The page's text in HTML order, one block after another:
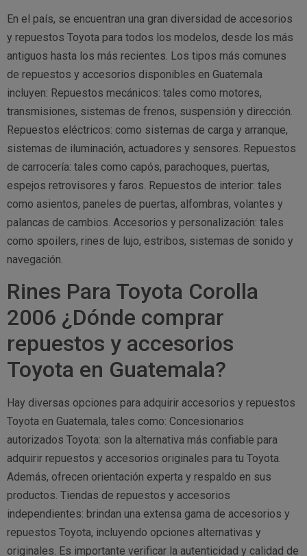
En el país, se encuentran una gran diversidad de accesorios
y repuestos Toyota para todos los modelos, desde los más
antiguos hasta los más recientes. Los tipos más comunes
de repuestos y accesorios disponibles en Guatemala
incluyen: Repuestos mecánicos: tales como motores,
transmisiones, sistemas de frenos, suspensión y dirección.
Repuestos eléctricos: como sistemas de carga y arranque,
sistemas de iluminación, actuadores y sensores. Repuestos
de carrocería: tales como capós, parachoques, puertas,
espejos retrovisores y faros. Repuestos de interior: tales
como asientos, paneles de puertas, alfombras, volantes y
palancas de cambios. Accesorios y personalización: tales
como spoilers, rines de lujo, estribos, sistemas de sonido y
navegación.
Rines Para Toyota Corolla
2006 ¿Dónde comprar
repuestos y accesorios
Toyota en Guatemala?
Hay diversas opciones para adquirir accesorios y repuestos
Toyota en Guatemala, tales como: Concesionarios
autorizados Toyota: son la alternativa más confiable para
adquirir repuestos y accesorios originales para tu Toyota.
Además, ofrecen orientación experta y respaldo en sus
productos. Tiendas de repuestos y accesorios
independientes: brindan una extensa gama de accesorios y
repuestos Toyota, incluyendo opciones alternativas y
originales. Es importante verificar la autenticidad y calidad de